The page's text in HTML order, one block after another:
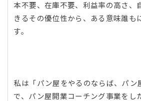
本不要、在庫不要、利益率の高さ、
きるその優位性から、ある意味誰も
す。
私は「パン屋をやるのならば、パン
で、パン屋開業コーチング事業をし